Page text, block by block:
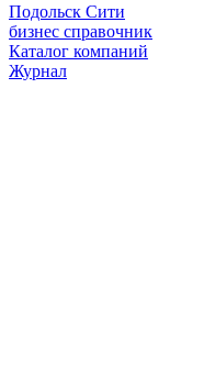
Подольск Сити
бизнес справочник
Каталог компаний
Журнал